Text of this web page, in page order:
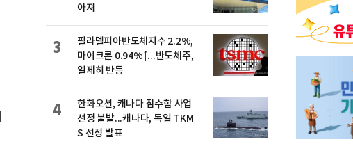
아져
필라델피아반도체지수 2.2%,
마이크론 0.94%↑...반도체주,
일제히 반등
3
한화오션, 캐나다 잠수함 사업
선정 불발...캐나다, 독일 TKM
S 선정 발표
4